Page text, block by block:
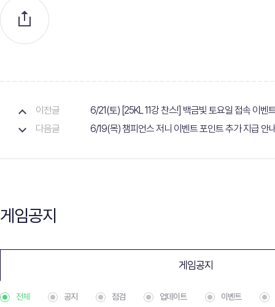
이전글
6/21(토) [25KL 11강 찬스!] 백금빛 토요일 접속 이벤
다음글
6/19(목) 챔피언스 저니 이벤트 포인트 추가 지급 안
게임공지
게임공지
전체 공지 점검 업데이트 이벤트